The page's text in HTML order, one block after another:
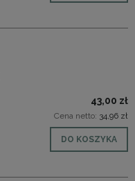
43,00 zł
Cena netto: 34,96 zł
DO KOSZYKA